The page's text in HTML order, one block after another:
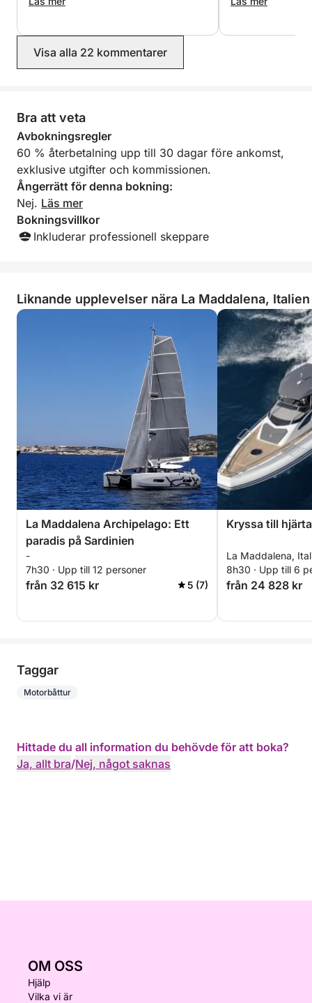
och omtänksam om vår säkerhet och
njutning.
Visa alla 22 kommentarer
Bra att veta
Avbokningsregler
60 % återbetalning upp till 30 dagar före ankomst,
exklusive utgifter och kommissionen.
Ångerrätt för denna bokning:
Nej. Läs mer
Bokningsvillkor
Inkluderar professionell skeppare
Liknande upplevelser nära La Maddalena, Italien
La Maddalena Archipelago: Ett
paradis på Sardinien
-
7h30 · Upp till 12 personer
från 32 615 kr 5 (7)
Kryssa till
La Maddalena,
8h30 · Upp till 6
från 24 828 kr
Taggar
Motorbåttur
Hittade du all information du behövde för att boka?
Ja, allt bra/Nej, något saknas
OM OSS
Hjälp
Vilka vi är